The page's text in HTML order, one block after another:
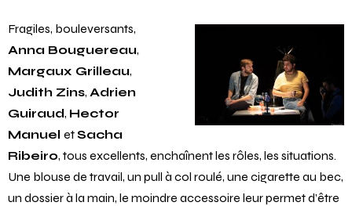
Fragiles, bouleversants,
Anna Bouguereau,
Margaux Grilleau,
Judith Zins, Adrien
Guiraud, Hector
Manuel etSacha
Ribeiro, tous excellents, enchaînent les rôles, les situations.
Une blouse de travail, un pull à col roulé, une cigarette au bec,
un dossier à la main, le moindre accessoire leur permet d’être